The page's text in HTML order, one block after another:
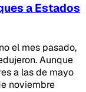
a Estados
el mes pasado,
Aunque
a las de mayo
noviembre